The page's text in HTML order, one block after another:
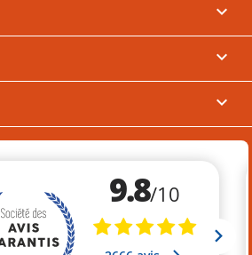


keyboard_arrow_down